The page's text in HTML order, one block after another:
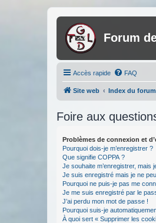
Forum
Accès rapide FAQ
Site web Index du forum
Foire aux
Problèmes de connexion et
Pourquoi dois-je m’enregistrer ?
Que signifie COPPA ?
Je souhaite m’enregistrer, mais
Je suis enregistré mais je ne
Pourquoi ne puis-je pas me
Je me suis enregistré par le
J’ai perdu mon mot de passe !
Pourquoi suis-je
À quoi sert « Supprimer les